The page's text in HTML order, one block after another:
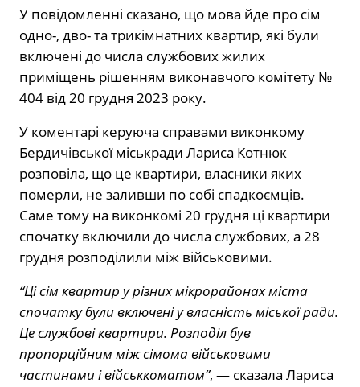
У повідомленні сказано, що мова йде про сім
одно-, дво- та трикімнатних квартир, які були
включені до числа службових жилих
приміщень рішенням виконавчого комітету №
404 від 20 грудня 2023 року.
У коментарі керуюча справами виконкому
Бердичівської міськради Лариса Котнюк
розповіла, що це квартири, власники яких
померли, не заливши по собі спадкоємців.
Саме тому на виконкомі 20 грудня ці квартири
спочатку включили до числа службових, а 28
грудня розподілили між військовими.
“Ці сім квартир у різних мікрорайонах міста
спочатку були включені у власність міської ради.
Це службові квартири. Розподіл був
пропорційним між сімома військовими
частинами і військкоматом”, — сказала Лариса